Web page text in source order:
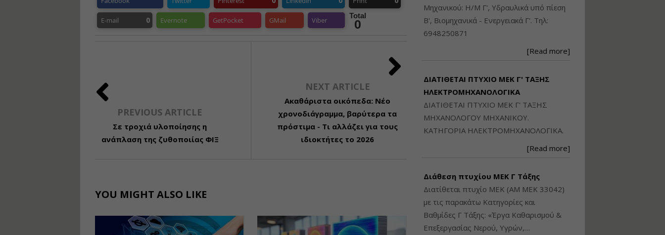
E-mail 0 Evernote GetPocket GMail Viber
Total
0
PREVIOUS ARTICLE
Σε τροχιά υλοποίησης η
ανάπλαση της ζυθοποιίας ΦΙΞ
NEXT ARTICLE
Ακαθάριστα οικόπεδα: Νέο
χρονοδιάγραμμα, βαρύτερα τα
πρόστιμα - Τι αλλάζει για τους
ιδιοκτήτες το 2026
YOU MIGHT ALSO LIKE
Μηχανικού: Η/Μ Γ', Υδραυλικά υπό πίεση
Β', Βιομηχανικά - Ενεργειακά Γ'. Τηλ:
6948250871
[Read more]
ΔΙΑΤΙΘΕΤΑΙ ΠΤΥΧΙΟ ΜΕΚ Γ' ΤΑΞΗΣ
ΗΛΕΚΤΡΟΜΗΧΑΝΟΛΟΓΙΚΑ
ΔΙΑΤΙΘΕΤΑΙ ΠΤΥΧΙΟ ΜΕΚ Γ' ΤΑΞΗΣ
ΜΗΧΑΝΟΛΟΓΟΥ ΜΗΧΑΝΙΚΟΥ.
ΚΑΤΗΓΟΡΙΑ ΗΛΕΚΤΡΟΜΗΧΑΝΟΛΟΓΙΚΑ.
[Read more]
Διάθεση πτυχίου ΜΕΚ Γ Τάξης
Διατίθεται πτυχίο ΜΕΚ (ΑΜ ΜΕΚ 33042)
με τις παρακάτω Κατηγορίες και
Βαθμίδες Γ Τάξης: «Έργα Καθαρισμού &
Επεξεργασίας Νερού, Υγρών,…
Ταυτότητα Κτιρίου/
και Πράξη (2024)
Πολεοδομικού
Σχεδιασμού Εντός
Ορίων Πόλεων και
Οικισμών και Εκτός
Εισηγήτρια:
Τιμή από: €145.00
Διάρκεια: 8 ώρες